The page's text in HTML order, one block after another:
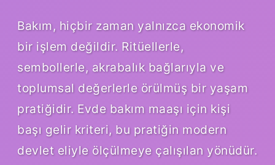
Bakım, hiçbir zaman yalnızca ekonomik
bir işlem değildir. Ritüellerle,
sembollerle, akrabalık bağlarıyla ve
toplumsal değerlerle örülmüş bir yaşam
pratiğidir. Evde bakım maaşı için kişi
başı gelir kriteri, bu pratiğin modern
devlet eliyle ölçülmeye çalışılan yönüdür.